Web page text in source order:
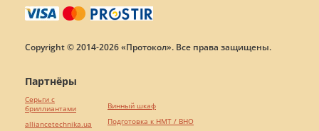
Copyright © 2014-2026 «Протокол». Все права защищены.
Партнёры
Серьги с
бриллиантами
alliancetechnika.ua
Винный шкаф
Подготовка к НМТ / ВНО